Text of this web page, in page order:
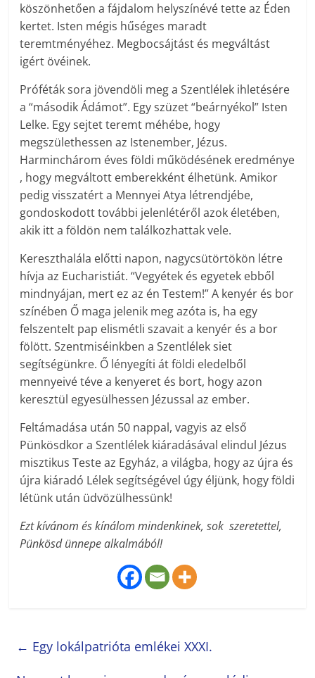
köszönhetően a fájdalom helyszínévé tette az Éden
kertet. Isten mégis hűséges maradt
teremtményéhez. Megbocsájtást és megváltást
igért övéinek.
Próféták sora jövendöli meg a Szentlélek ihletésére
a “második Ádámot”. Egy szüzet “beárnyékol” Isten
Lelke. Egy sejtet teremt méhébe, hogy
megszülethessen az Istenember, Jézus.
Harminchárom éves földi működésének eredménye
, hogy megváltott emberekként élhetünk. Amikor
pedig visszatért a Mennyei Atya létrendjébe,
gondoskodott további jelenlétéről azok életében,
akik itt a földön nem találkozhattak vele.
Kereszthalála előtti napon, nagycsütörtökön létre
hívja az Eucharistiát. “Vegyétek és egyetek ebből
mindnyájan, mert ez az én Testem!” A kenyér és bor
színében Ő maga jelenik meg azóta is, ha egy
felszentelt pap elismétli szavait a kenyér és a bor
fölött. Szentmiséinkben a Szentlélek siet
segítségünkre. Ő lényegíti át földi eledelből
mennyeivé téve a kenyeret és bort, hogy azon
keresztül egyesülhessen Jézussal az ember.
Feltámadása után 50 nappal, vagyis az első
Pünkösdkor a Szentlélek kiáradásával elindul Jézus
misztikus Teste az Egyház, a világba, hogy az újra és
újra kiáradó Lélek segítségével úgy éljünk, hogy földi
létünk után üdvözülhessünk!
Ezt kívánom és kínálom mindenkinek, sok szeretettel,
Pünkösd ünnepe alkalmából!
← Egy lokálpatrióta emlékei XXXI.